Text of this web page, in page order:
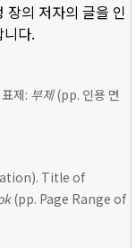
장의 저자의 글을 인
다.
제: 부제(pp. 인용 면
Title of
(pp. Page Range of